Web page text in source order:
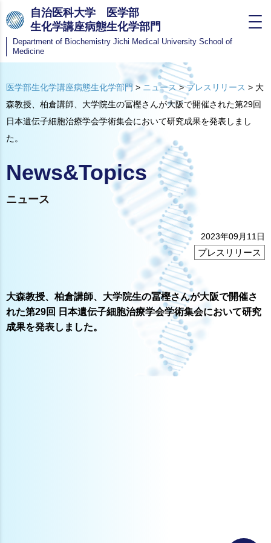
自治医科大学 医学部
生化学講座病態生化学部門
Department of Biochemistry Jichi Medical University School of
Medicine
医学部生化学講座病態生化学部門> ニュース>プレスリリース > 大
森教授、柏倉講師、大学院生の冨樫さんが大阪で開催された第29回
日本遺伝子細胞治療学会学術集会において研究成果を発表しまし
た。
News&Topics
ニュース
2023年09月11日
プレスリリース
大森教授、柏倉講師、大学院生の冨樫さんが大阪で開催さ
れた第29回 日本遺伝子細胞治療学会学術集会において研究
成果を発表しました。